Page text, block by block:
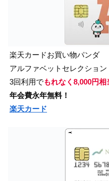
楽天カードお買い物パンダ
アルファベットセレクション
3回利用でもれなく8,000円相
年会費永年無料！
楽天カード